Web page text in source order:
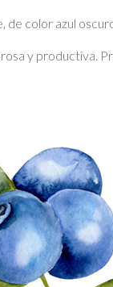
de color azul
y productiva.